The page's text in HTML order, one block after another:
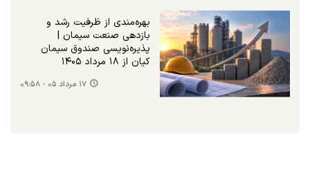
بهره‌مندی از ظرفیت رشد و
بازدهی صنعت سیمان |
پذیره‌نویسی صندوق سیمان
کیان از ۱۸ مرداد ۱۴۰۵
۱۷ مرداد ۰۵ - ۰۹:۵۸